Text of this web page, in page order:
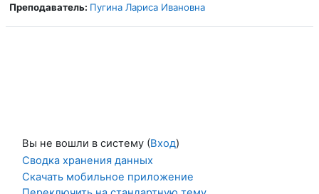
Преподаватель: Пугина Лариса Ивановна
Вы не вошли в систему (Вход)
Сводка хранения данных
Скачать мобильное приложение